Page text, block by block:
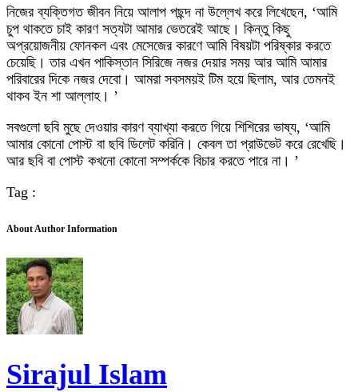
নিজের ব্যক্তিগত জীবন নিয়ে আলাপ পছন্দ না উল্লেখ করে লিখেছেন, ‘আমি
চুপ থাকতে চাই কারণ সত্যটা আমার ভেতরেই আছে। কিন্তু কিছু
অপ্রয়োজনীয় ফোনকল এবং মেসেজের কারণে আমি বিষয়টা পরিষ্কার করতে
চেয়েছি। তার এখন পাকিস্তান সিরিজে নজর দেয়ার সময় আর আমি আমার
পরিবারের দিকে নজর দেবো। আমরা সবসময়ই টিম হয়ে ছিলাম, আর তেমনই
থাকব ইন শা আল্লাহ। ’
সবগুলো ছবি মুছে দেওয়ার কারণ ব্যাখ্যা করতে গিয়ে শিশিরের ভাষ্য, ‘আমি
আমার কোনো পোস্ট বা ছবি ডিলেট করিনি। কেবল তা প্রাউভেট করে রেখেছি।
আর ছবি বা পোস্ট কখনো কোনো সম্পর্ককে বিচার করতে পারে না। ’
Tag :
About Author Information
Sirajul Islam